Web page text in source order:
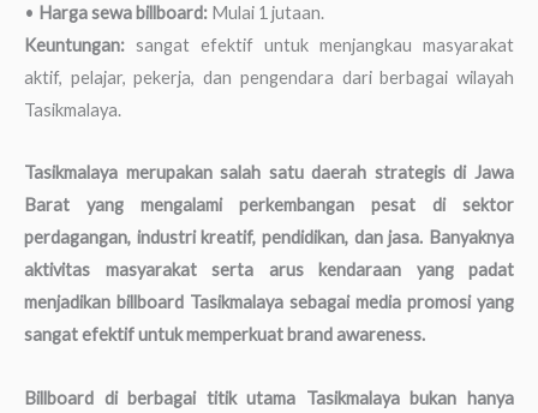
• Harga sewa billboard: Mulai 1 jutaan.
Keuntungan: sangat efektif untuk menjangkau masyarakat
aktif, pelajar, pekerja, dan pengendara dari berbagai wilayah
Tasikmalaya.
Tasikmalaya merupakan salah satu daerah strategis di Jawa
Barat yang mengalami perkembangan pesat di sektor
perdagangan, industri kreatif, pendidikan, dan jasa. Banyaknya
aktivitas masyarakat serta arus kendaraan yang padat
menjadikan billboard Tasikmalaya sebagai media promosi yang
sangat efektif untuk memperkuat brand awareness.
Billboard di berbagai titik utama Tasikmalaya bukan hanya